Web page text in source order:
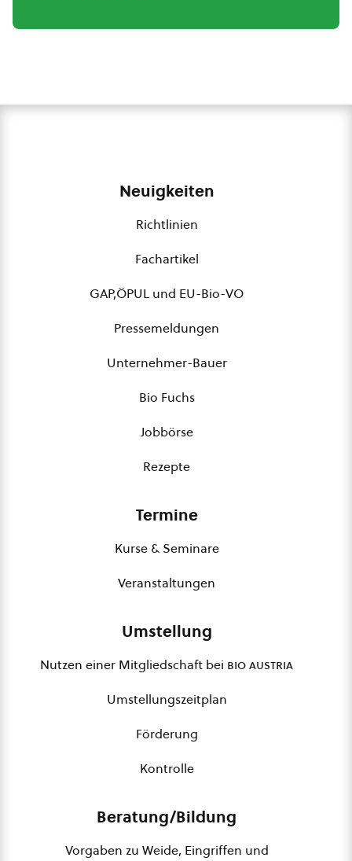
Neuigkeiten
Richtlinien
Fachartikel
GAP,ÖPUL und EU-Bio-VO
Pressemeldungen
Unternehmer-Bauer
Bio Fuchs
Jobbörse
Rezepte
Termine
Kurse & Seminare
Veranstaltungen
Umstellung
Nutzen einer Mitgliedschaft bei bio austria
Umstellungszeitplan
Förderung
Kontrolle
Beratung/Bildung
Vorgaben zu Weide, Eingriffen und